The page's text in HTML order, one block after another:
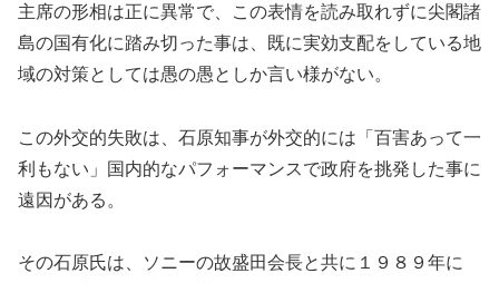
主席の形相は正に異常で、この表情を読み取れずに尖閣諸
島の国有化に踏み切った事は、既に実効支配をしている地
域の対策としては愚の愚としか言い様がない。
この外交的失敗は、石原知事が外交的には「百害あって一
利もない」国内的なパフォーマンスで政府を挑発した事に
遠因がある。
その石原氏は、ソニーの故盛田会長と共に１９８９年に